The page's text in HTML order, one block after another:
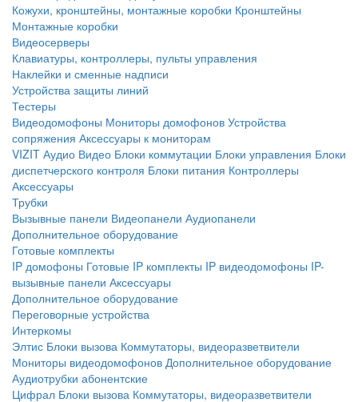
Кожухи, кронштейны, монтажные коробки Кронштейны
Монтажные коробки
Видеосерверы
Клавиатуры, контроллеры, пульты управления
Наклейки и сменные надписи
Устройства защиты линий
Тестеры
Видеодомофоны Мониторы домофонов Устройства
сопряжения Аксессуары к мониторам
VIZIT Аудио Видео Блоки коммутации Блоки управления Блоки
диспетчерского контроля Блоки питания Контроллеры
Аксессуары
Трубки
Вызывные панели Видеопанели Аудиопанели
Дополнительное оборудование
Готовые комплекты
IP домофоны Готовые IP комплекты IP видеодомофоны IP-
вызывные панели Аксессуары
Дополнительное оборудование
Переговорные устройства
Интеркомы
Элтис Блоки вызова Коммутаторы, видеоразветвители
Мониторы видеодомофонов Дополнительное оборудование
Аудиотрубки абонентские
Цифрал Блоки вызова Коммутаторы, видеоразветвители